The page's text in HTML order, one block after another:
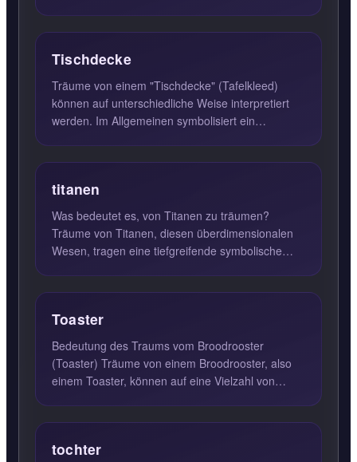
Tischdecke
Träume von einem "Tischdecke" (Tafelkleed)
können auf unterschiedliche Weise interpretiert
werden. Im Allgemeinen symbolisiert ein
titanen
Was bedeutet es, von Titanen zu träumen?
Träume von Titanen, diesen überdimensionalen
Wesen, tragen eine tiefgreifende symbolische
Toaster
Bedeutung des Traums vom Broodrooster
(Toaster) Träume von einem Broodrooster, also
einem Toaster, können auf eine Vielzahl von
tochter